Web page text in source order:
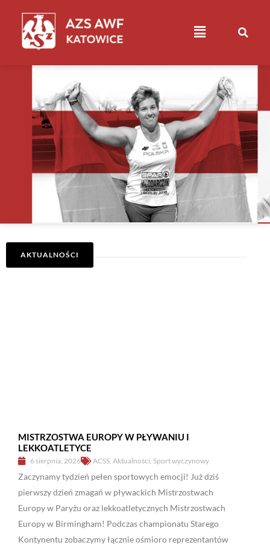
AKTUALNOŚCI
MISTRZOSTWA EUROPY W PŁYWANIU I
LEKKOATLETYCE
6 sierpnia, 2026 ACSS, Aktualności, Sport wyczynowy
Zaczynamy tydzień pełen sportowych emocji! Już dziś
pierwszy dzień zmagań w pływackich Mistrzostwach
Europy w Paryżu oraz lekkoatletycznych Mistrzostwach
Europy w Birmingham! Podczas championatu Starego
Kontynentu zobaczymy łącznie ośmioro reprezentantów